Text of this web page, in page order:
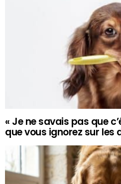
« Je ne savais pas que
que vous ignorez sur les